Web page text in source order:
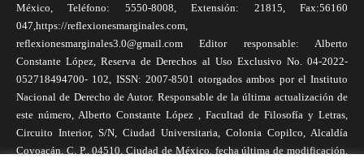
México, Teléfono: 5550-8008, Extensión: 21815, Fax:56160
047,https://reflexionesmarginales.com,
reflexionesmarginales3.0@gmail.com Editor responsable: Alberto
Constante López, Reserva de Derechos al Uso Exclusivo No. 04-2022-
052718494700- 102, ISSN: 2007-8501 otorgados ambos por el Instituto
Nacional de Derecho de Autor. Responsable de la última actualización de
este número, Alberto Constante López , Facultad de Filosofía y Letras,
Circuito Interior, S/N, Ciudad Universitaria, Colonia Copilco, Alcaldía
Coyoacán, C. P., 04510, Ciudad de México, fecha última de modificación,